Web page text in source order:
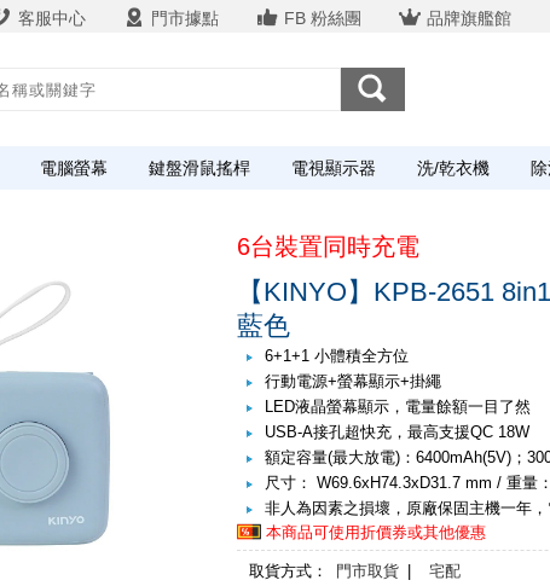
客服中心 門市據點 FB 粉絲團 品牌旗艦館
電腦螢幕 鍵盤滑鼠搖桿 電視顯示器 洗/乾衣機
6台裝置同時充電
【KINYO】KPB-2651
藍色
6+1+1 小體積全方位
行動電源+螢幕顯示+掛繩
LED液晶螢幕顯示，電量餘額一目了然
USB-A接孔超快充，最高支援QC 18W
額定容量(最大放電)：6400mAh(5V)；
尺寸： W69.6xH74.3xD31.7 mm / 重量
非人為因素之損壞，原廠保固主機一年
本商品可使用折價券或其他優惠
取貨方式： 門市取貨
宅配